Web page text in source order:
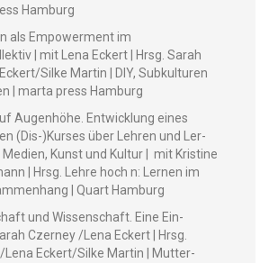
Hamburg
als Empow­er­ment im
| mit Lena Eck­ert | Hrsg. Sarah
Silke Mar­tin | DIY, Sub­kul­turen
| mar­ta press Hamburg
Augen­höhe. Entwick­lung eines
(Dis-)Kurses über Lehren und Ler­
Kun­st und Kul­tur | mit Kris­tine
| Hrsg. Lehre hoch n: Ler­nen im
| Quart Hamburg
und Wis­senschaft. Eine Ein­
Czer­ney /Lena Eck­ert | Hrsg.
Lena Eckert/Silke Mar­tin | Mut­ter­